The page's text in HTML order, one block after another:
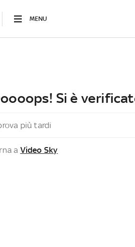
MENU
Si è
più tardi
a Video Sky